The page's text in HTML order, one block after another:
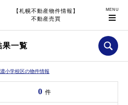
【札幌不動産物件情報】
不動産売買
果一覧
小学校区の物件情報
0 件